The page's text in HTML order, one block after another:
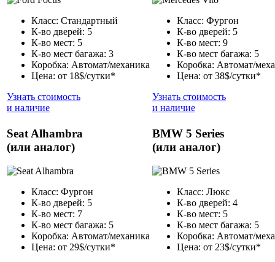
Класс: Стандартный
К-во дверей: 5
К-во мест: 5
К-во мест багажа: 3
Коробка: Автомат/механика
Цена: от 18$/сутки*
Узнать стоимость
и наличие
Класс: Фургон
К-во дверей: 5
К-во мест: 9
К-во мест багажа: 5
Коробка: Автомат/
Цена: от 38$/сутки*
Узнать стоимость
и наличие
Seat Alhambra
(или аналог)
Класс: Фургон
К-во дверей: 5
К-во мест: 7
К-во мест багажа: 5
Коробка: Автомат/механика
Цена: от 29$/сутки*
BMW 5 Series
(или аналог)
Класс: Люкс
К-во дверей: 4
К-во мест: 5
К-во мест багажа: 5
Коробка: Автомат/
Цена: от 23$/сутки*